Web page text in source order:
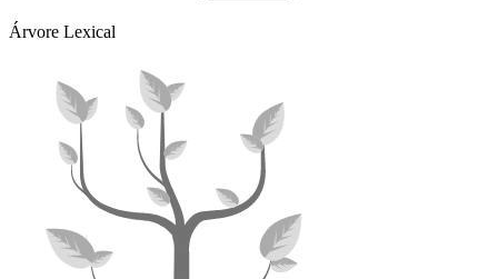
Árvore Lexical